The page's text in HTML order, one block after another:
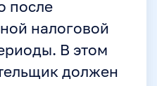
после
налоговой
В этом
должен